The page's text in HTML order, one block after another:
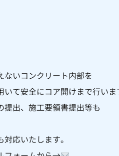
ないコンクリート内部を
て安全にコア開けまで行いま
出、施工要領書提出等も
応いたします。